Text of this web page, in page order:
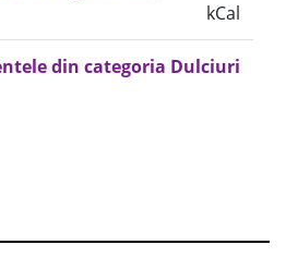
kCal
din categoria Dulciuri